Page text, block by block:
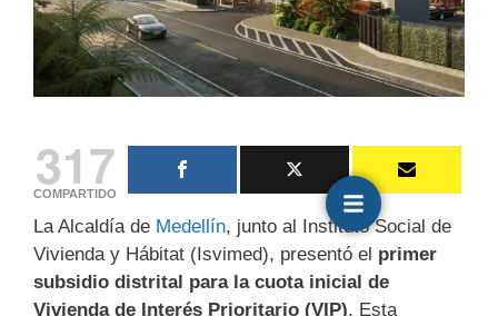
317
COMPARTIDO
La Alcaldía de Medellín, junto al Instituto Social de
Vivienda y Hábitat (Isvimed), presentó el primer
subsidio distrital para la cuota inicial de
Vivienda de Interés Prioritario (VIP). Esta